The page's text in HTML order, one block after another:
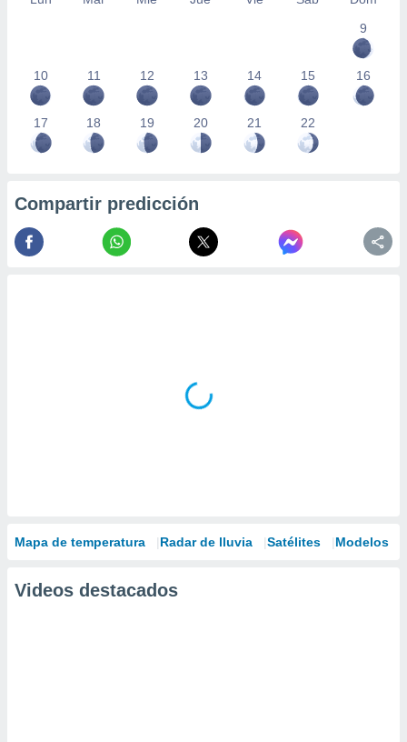
9
10 11 12 13 14 15 16
17 18 19 20 21 22
Compartir predicción
Mapa de temperatura Radar de lluvia Satélites Modelos
Videos destacados